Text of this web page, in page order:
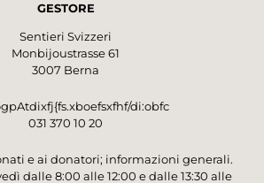
GESTORE
Sentieri Svizzeri
Monbijoustrasse 61
3007 Berna
di:obfc
031 370 10 20
e ai donatori; informazioni generali.
dalle 8:00 alle 12:00 e dalle 13:30 alle